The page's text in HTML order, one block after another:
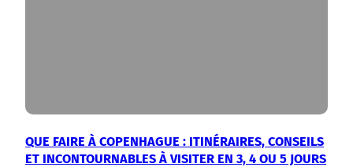
QUE FAIRE À COPENHAGUE : ITINÉRAIRES, CONSEILS
ET INCONTOURNABLES À VISITER EN 3, 4 OU 5 JOURS